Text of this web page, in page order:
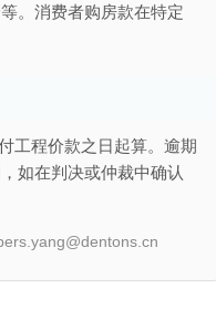
。消费者购房款在特定
工程价款之日起算。逾期
如在判决或仲裁中确认